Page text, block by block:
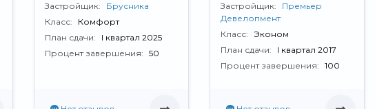
Застройщик:
Брусника
Класс:
Комфорт
План сдачи:
I квартал 2025
Процент завершения: 50
Застройщик:
Премьер
Девелопмент
Класс: Эконом
План сдачи:
I квартал 2017
Процент завершения: 100